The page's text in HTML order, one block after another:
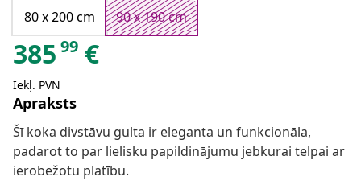
80 x 200 cm
90 x 190 cm
385 99 €
Iekļ. PVN
Apraksts
Šī koka divstāvu gulta ir eleganta un funkcionāla,
padarot to par lielisku papildinājumu jebkurai telpai ar
ierobežotu platību.